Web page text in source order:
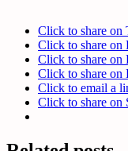
Click to share
Click to share on
Click to share
Click to share on
Click to email a
Click to share on